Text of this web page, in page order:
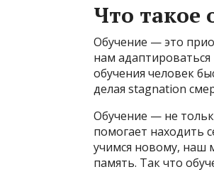
Что такое
Обучение — это
нам
обучения человек
делая stagnation
Обучение — не
помогает находить
учимся новому, наш
память. Так что